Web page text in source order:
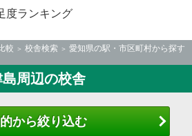
度ランキング
較 校舎検索
愛知県の駅・市区町村から探す
島周辺の校舎
的から絞り込む